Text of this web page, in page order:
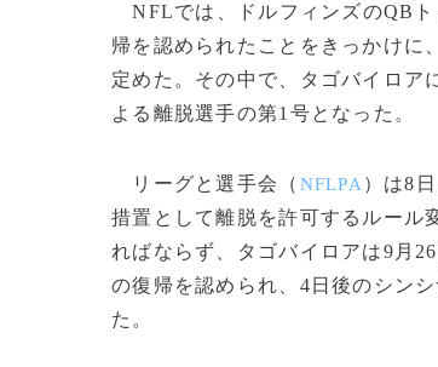
NFLでは、ドルフィンズのQBト
帰を認められたことをきっかけに
定めた。その中で、タゴバイロア
よる離脱選手の第1号となった。
リーグと選手会（ NFLPA ）は8
措置として離脱を許可するルール
ればならず、タゴバイロアは9月
の復帰を認められ、4日後のシン
た。